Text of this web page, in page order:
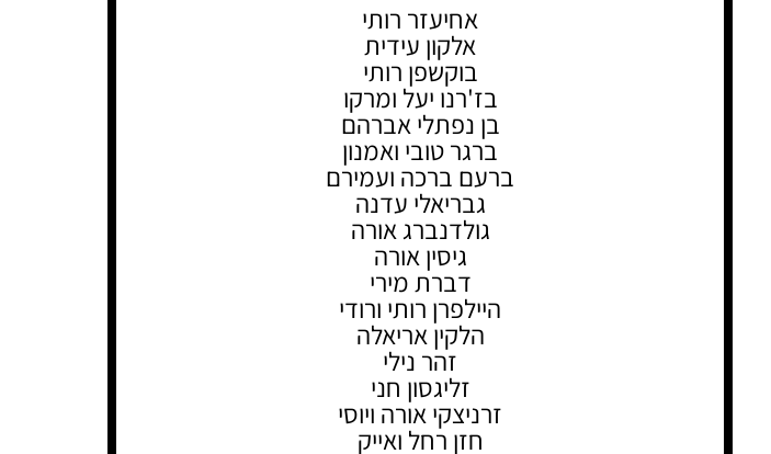
אחיעזר רותי
אלקון עידית
בוקשפן רותי
בז'רנו יעל ומרקו
בן נפתלי אברהם
ברגר טובי ואמנון
ברעם ברכה ועמירם
גבריאלי עדנה
גולדנברג אורה
גיסין אורה
דברת מירי
היילפרן רותי ורודי
הלקין אריאלה
זהר נילי
זליגסון חני
זרניצקי אורה ויוסי
חזן רחל ואייק